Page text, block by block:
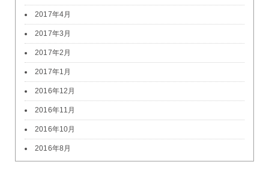
2017年4月
2017年3月
2017年2月
2017年1月
2016年12月
2016年11月
2016年10月
2016年8月